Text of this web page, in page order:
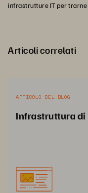
infrastrutture IT per trarne
Articoli correlati
ARTICOLO DEL BLOG
Infrastruttura di